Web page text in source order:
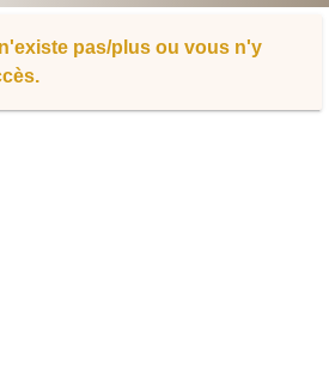
pas/plus ou vous n'y